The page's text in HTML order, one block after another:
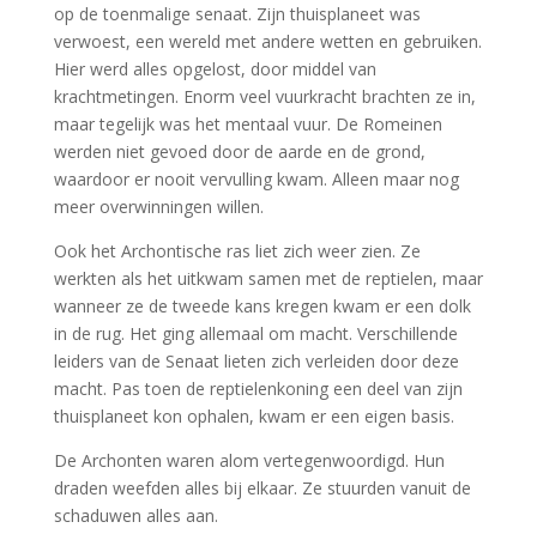
op de toenmalige senaat. Zijn thuisplaneet was
verwoest, een wereld met andere wetten en gebruiken.
Hier werd alles opgelost, door middel van
krachtmetingen. Enorm veel vuurkracht brachten ze in,
maar tegelijk was het mentaal vuur. De Romeinen
werden niet gevoed door de aarde en de grond,
waardoor er nooit vervulling kwam. Alleen maar nog
meer overwinningen willen.
Ook het Archontische ras liet zich weer zien. Ze
werkten als het uitkwam samen met de reptielen, maar
wanneer ze de tweede kans kregen kwam er een dolk
in de rug. Het ging allemaal om macht. Verschillende
leiders van de Senaat lieten zich verleiden door deze
macht. Pas toen de reptielenkoning een deel van zijn
thuisplaneet kon ophalen, kwam er een eigen basis.
De Archonten waren alom vertegenwoordigd. Hun
draden weefden alles bij elkaar. Ze stuurden vanuit de
schaduwen alles aan.